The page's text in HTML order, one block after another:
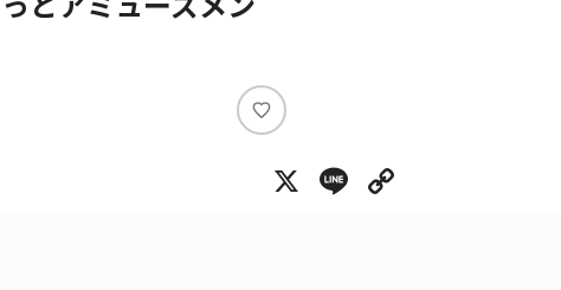
い
ね
X Line